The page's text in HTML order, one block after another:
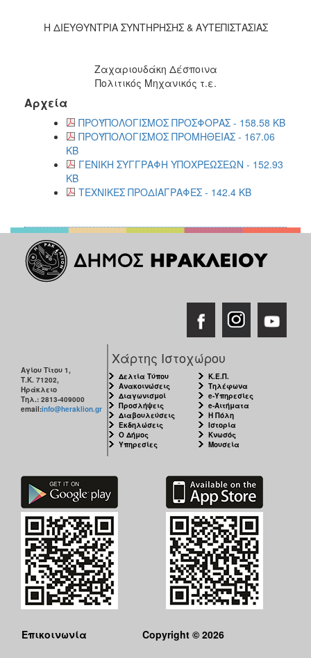
Η ΔΙΕΥΘΥΝΤΡΙΑ ΣΥΝΤΗΡΗΣΗΣ & ΑΥΤΕΠΙΣΤΑΣΙΑΣ
Ζαχαριουδάκη Δέσποινα
Πολιτικός Μηχανικός τ.ε.
Αρχεία
ΠΡΟΫΠΟΛΟΓΙΣΜΟΣ ΠΡΟΣΦΟΡΑΣ - 158.58 KB
ΠΡΟΫΠΟΛΟΓΙΣΜΟΣ ΠΡΟΜΗΘΕΙΑΣ - 167.06
KB
ΓΕΝΙΚΗ ΣΥΓΓΡΑΦΗ ΥΠΟΧΡΕΩΣΕΩΝ - 152.93
KB
ΤΕΧΝΙΚΕΣ ΠΡΟΔΙΑΓΡΑΦΕΣ - 142.4 KB
Αγίου Τίτου 1,
Τ.Κ. 71202,
Ηράκλειο
Τηλ.: 2813-409000
email:info@heraklion.gr
Χάρτης Ιστοχώρου
Δελτία Τύπου
Ανακοινώσεις
Διαγωνισμοί
Προσλήψεις
Διαβουλεύσεις
Εκδηλώσεις
Ο Δήμος
Υπηρεσίες
Κ.Ε.Π.
Τηλέφωνα
e-Υπηρεσίες
e-Αιτήματα
Η Πόλη
Ιστορία
Κνωσός
Μουσεία
Επικοινωνία
Copyright © 2026